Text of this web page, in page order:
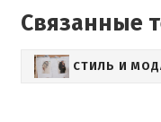
Связанные
СТИЛЬ И